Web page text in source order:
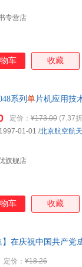
专营店
车 收藏
系列 单片机应用技
定价： ¥173.00 (7.37
旗舰店
01-01 /北京航空航
车 收藏
】在庆祝中国共产党
定价： ¥18.26